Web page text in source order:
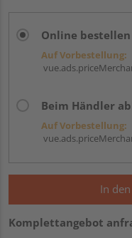
Online bestellen
Auf Vorbestellung:
Beim Händler
Auf Vorbestellung:
In
Komplettangebot